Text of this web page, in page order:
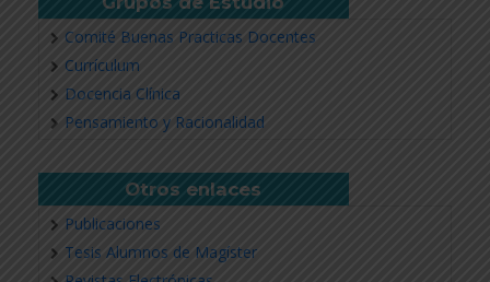
Comité Buenas Practicas Docentes
Currículum
Docencia Clínica
Pensamiento y Racionalidad
Otros enlaces
Publicaciones
Tesis Alumnos de Magíster